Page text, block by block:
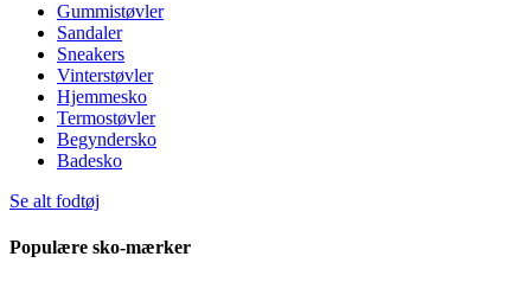
Gummistøvler
Sandaler
Sneakers
Vinterstøvler
Hjemmesko
Termostøvler
Begyndersko
Badesko
Se alt fodtøj
Populære sko-mærker